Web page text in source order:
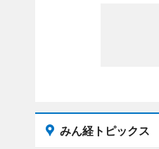
みん経トピックス